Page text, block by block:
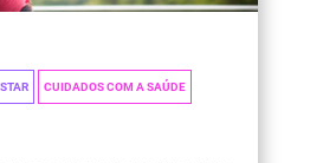
CUIDADOS COM A SAÚDE